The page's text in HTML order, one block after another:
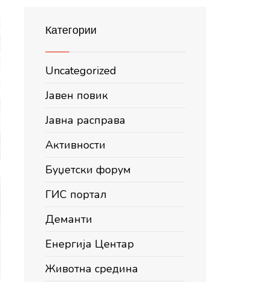
Категории
Uncategorized
Јавен повик
Јавна расправа
Активности
Буџетски форум
ГИС портал
Деманти
Енергија Центар
Животна средина